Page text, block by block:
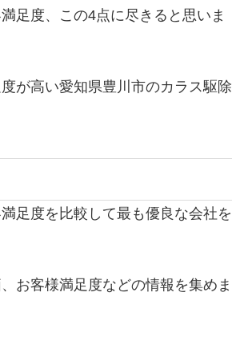
足度、この4点に尽きると思いま
が高い愛知県豊川市のカラス駆除
足度を比較して最も優良な会社を
お客様満足度などの情報を集めま